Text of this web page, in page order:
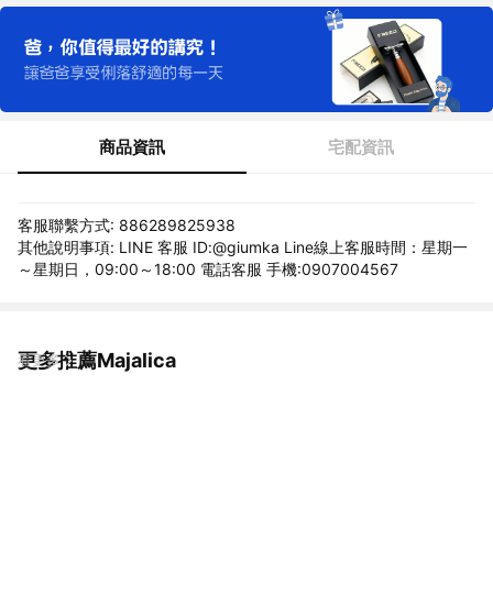
商品資訊 宅配資訊
客服聯繫方式: 886289825938
其他說明事項: LINE 客服 ID:@giumka Line線上客服時間：星期一
～星期日，09:00～18:00 電話客服 手機:0907004567
更多推薦Majalica
看更多